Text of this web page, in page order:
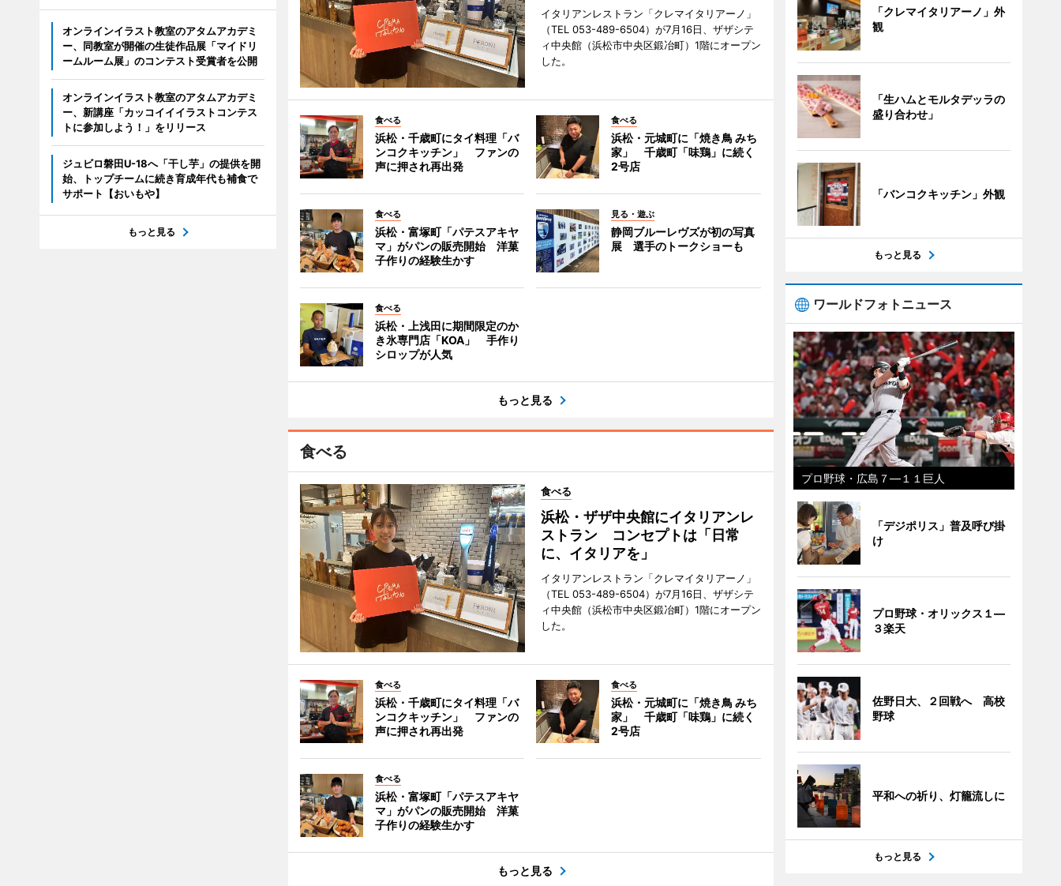
イタリアンレストラン「クレマイタリアーノ」
（TEL 053-489-6504）が7月16日、ザザシテ
ィ中央館（浜松市中央区鍛冶町）1階にオープン
した。
食べる
浜松・千歳町にタイ料理「バ
ンコクキッチン」 ファンの
声に押され再出発
食べる
浜松・元城町に「焼き鳥 みち
家」 千歳町「味鶏」に続く
2号店
食べる
浜松・富塚町「パテスアキヤ
マ」がパンの販売開始 洋菓
子作りの経験生かす
見る・遊ぶ
静岡ブルーレヴズが初の写真
展 選手のトークショーも
食べる
浜松・上浅田に期間限定のか
き氷専門店「KOA」 手作り
シロップが人気
もっと見る
食べる
食べる
浜松・ザザ中央館にイタリアンレ
ストラン コンセプトは「日常
に、イタリアを」
イタリアンレストラン「クレマイタリアーノ」
（TEL 053-489-6504）が7月16日、ザザシテ
ィ中央館（浜松市中央区鍛冶町）1階にオープン
した。
食べる
浜松・千歳町にタイ料理「バ
ンコクキッチン」 ファンの
声に押され再出発
食べる
浜松・元城町に「焼き鳥 みち
家」 千歳町「味鶏」に続く
2号店
食べる
浜松・富塚町「パテスアキヤ
マ」がパンの販売開始 洋菓
子作りの経験生かす
もっと見る
オンラインイラスト教室のアタムアカデミ
ー、同教室が開催の生徒作品展「マイドリ
ームルーム展」のコンテスト受賞者を公開
オンラインイラスト教室のアタムアカデミ
ー、新講座「カッコイイイラストコンテス
トに参加しよう！」をリリース
ジュビロ磐田U-18へ「干し芋」の提供を開
始、トップチームに続き育成年代も補食で
サポート【おいもや】
もっと見る
「クレマイタリアーノ」外
観
「生ハムとモルタデッラの
盛り合わせ」
「バンコクキッチン」外観
もっと見る
ワールドフォトニュース
プロ野球・広島７―１１巨人
「デジポリス」普及呼び掛
け
プロ野球・オリックス１―
３楽天
佐野日大、２回戦へ 高校
野球
平和への祈り、灯籠流しに
もっと見る